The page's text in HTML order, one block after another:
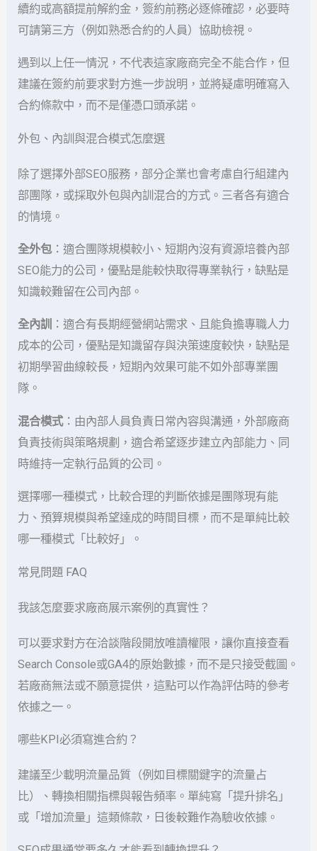
續約或高額提前解約金，簽約前務必逐條確認，必要時
可請第三方（例如熟悉合約的人員）協助檢視。
遇到以上任一情況，不代表這家廠商完全不能合作，但
建議在簽約前要求對方進一步說明，並將疑慮明確寫入
合約條款中，而不是僅憑口頭承諾。
外包、內訓與混合模式怎麼選
除了選擇外部SEO服務，部分企業也會考慮自行組建內
部團隊，或採取外包與內訓混合的方式。三者各有適合
的情境。
全外包：適合團隊規模較小、短期內沒有資源培養內部
SEO能力的公司，優點是能較快取得專業執行，缺點是
知識較難留在公司內部。
全內訓
：適合有長期經營網站需求、且能負擔專職人力
成本的公司，優點是知識留存與決策速度較快，缺點是
初期學習曲線較長，短期內效果可能不如外部專業團
隊。
混合模式：由內部人員負責日常內容與溝通，外部廠商
負責技術與策略規劃，適合希望逐步建立內部能力、同
時維持一定執行品質的公司。
選擇哪一種模式，比較合理的判斷依據是團隊現有能
力、預算規模與希望達成的時間目標，而不是單純比較
哪一種模式「比較好」。
常見問題 FAQ
我該怎麼要求廠商展示案例的真實性？
可以要求對方在洽談階段開放唯讀權限，讓你直接查看
Search Console或GA4的原始數據，而不是只接受截圖。
若廠商無法或不願意提供，這點可以作為評估時的參考
依據之一。
哪些KPI必須寫進合約？
建議至少載明流量品質（例如目標關鍵字的流量占
比）、轉換相關指標與報告頻率。單純寫「提升排名」
或「增加流量」這類條款，日後較難作為驗收依據。